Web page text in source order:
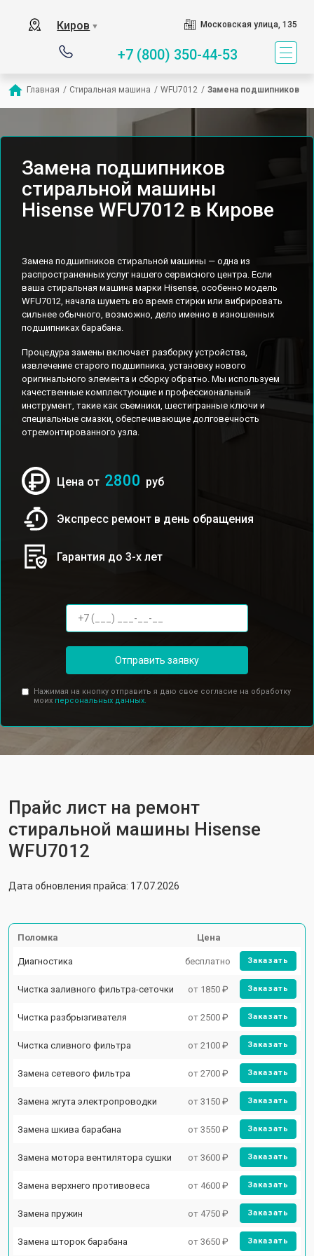
Киров ▼ Московская улица, 135
+7 (800) 350-44-53
Главная / Стиральная машина / WFU7012 / Замена подшипников
Замена подшипников
стиральной машины
Hisense WFU7012 в Кирове
Замена подшипников стиральной машины — одна из
распространенных услуг нашего сервисного центра. Если
ваша стиральная машина марки Hisense, особенно модель
WFU7012, начала шуметь во время стирки или вибрировать
сильнее обычного, возможно, дело именно в изношенных
подшипниках барабана.
Процедура замены включает разборку устройства,
извлечение старого подшипника, установку нового
оригинального элемента и сборку обратно. Мы используем
качественные комплектующие и профессиональный
инструмент, такие как съемники, шестигранные ключи и
специальные смазки, обеспечивающие долговечность
отремонтированного узла.
Цена от 2800 руб
Экспресс ремонт в день обращения
Гарантия до 3-х лет
Отправить заявку
Нажимая на кнопку отправить я даю свое согласие на обработку
моих персональных данных.
Прайс лист на ремонт
стиральной машины Hisense
WFU7012
Дата обновления прайса: 17.07.2026
Поломка Цена
Диагностика бесплатно Заказать
Чистка заливного фильтра-сеточки от 1850 ₽ Заказать
Чистка разбрызгивателя от 2500 ₽ Заказать
Чистка сливного фильтра от 2100 ₽ Заказать
Замена сетевого фильтра от 2700 ₽ Заказать
Замена жгута электропроводки от 3150 ₽ Заказать
Замена шкива барабана от 3550 ₽ Заказать
Замена мотора вентилятора сушки от 3600 ₽ Заказать
Замена верхнего противовеса от 4600 ₽ Заказать
Замена пружин от 4750 ₽ Заказать
Замена шторок барабана от 3650 ₽ Заказать